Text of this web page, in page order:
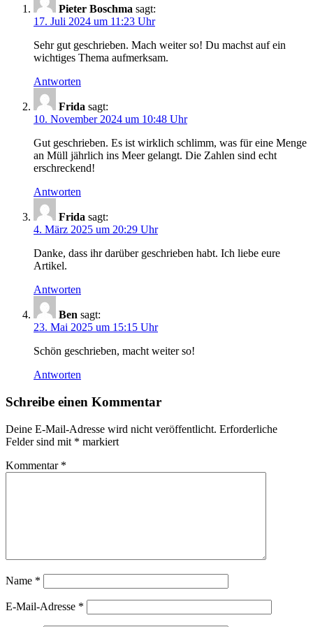
Pieter Boschma sagt:
17. Juli 2024 um 11:23 Uhr
Sehr gut geschrieben. Mach weiter so! Du machst auf ein
wichtiges Thema aufmerksam.
Antworten
Frida sagt:
10. November 2024 um 10:48 Uhr
Gut geschrieben. Es ist wirklich schlimm, was für eine Menge
an Müll jährlich ins Meer gelangt. Die Zahlen sind echt
erschreckend!
Antworten
Frida sagt:
4. März 2025 um 20:29 Uhr
Danke, dass ihr darüber geschrieben habt. Ich liebe eure
Artikel.
Antworten
Ben sagt:
23. Mai 2025 um 15:15 Uhr
Schön geschrieben, macht weiter so!
Antworten
Schreibe einen Kommentar
Deine E-Mail-Adresse wird nicht veröffentlicht. Erforderliche
Felder sind mit * markiert
Kommentar *
Name *
E-Mail-Adresse *